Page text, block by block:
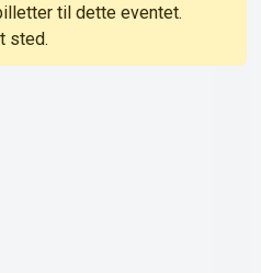
til dette eventet.
sted.